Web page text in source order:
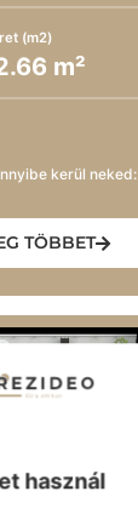
(m2)
m²
kerül neked:
TÖBBET
használ